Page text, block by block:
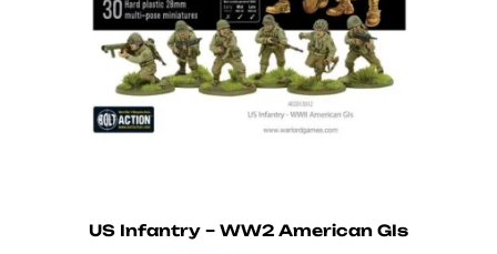
US Infantry – WW2 American GIs